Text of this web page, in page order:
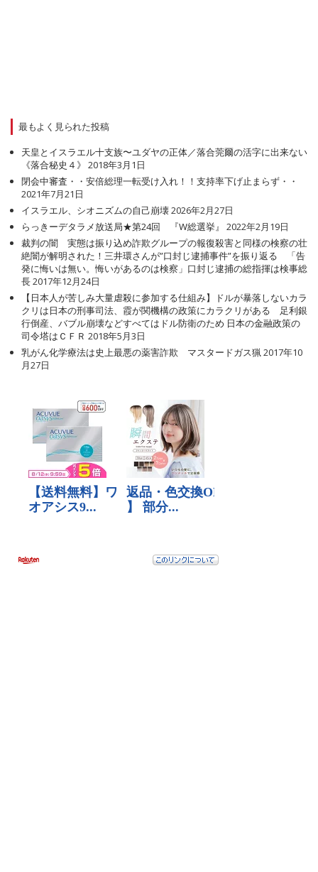
最もよく見られた投稿
天皇とイスラエル十支族〜ユダヤの正体／落合莞爾の活字に出来ない
《落合秘史４》 2018年3月1日
閉会中審査・・安倍総理一転受け入れ！！支持率下げ止まらず・・
2021年7月21日
イスラエル、シオニズムの自己崩壊2026年2月27日
らっきーデタラメ放送局★第24回 『W総選挙』
2022年2月19日
裁判の闇 実態は振り込め詐欺グループの報復殺害と同様の検察の壮
絶闇が解明された！三井環さんが”口封じ逮捕事件”を振り返る 「告
発に悔いは無い。悔いがあるのは検察」口封じ逮捕の総指揮は検事総
長2017年12月24日
【日本人が苦しみ大量虐殺に参加する仕組み】ドルが暴落しないカラ
クリは日本の刑事司法、霞が関機構の政策にカラクリがある 足利銀
行倒産、バブル崩壊などすべてはドル防衛のため 日本の金融政策の
司令塔はＣＦＲ 2018年5月3日
乳がん化学療法は史上最悪の薬害詐欺 マスタードガス猟 2017年10
月27日